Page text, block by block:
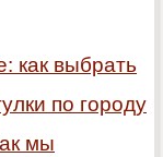
как выбрать
по городу
мы